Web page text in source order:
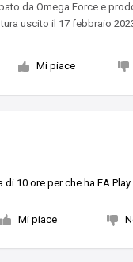
da Omega Force e
uscito il 17 febbraio
Mi piace
10 ore per che ha EA Play.
Mi piace